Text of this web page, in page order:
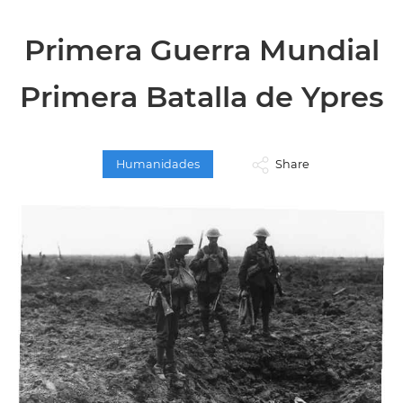
Primera Guerra Mundial
Primera Batalla de Ypres
Humanidades Share